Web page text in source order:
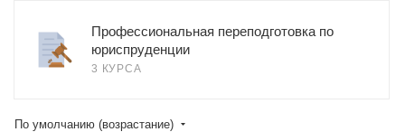
Профессиональная переподготовка по
юриспруденции
3 КУРСА
По умолчанию (возрастание)